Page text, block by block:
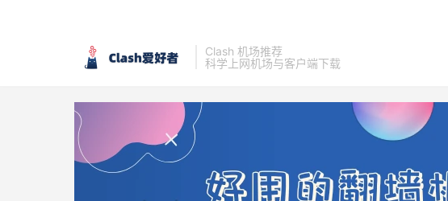
Clash 机场推荐
科学上网机场与客户端下载